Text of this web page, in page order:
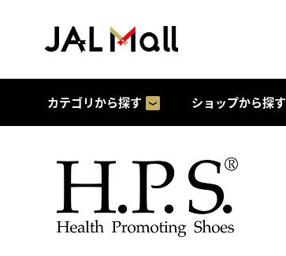
カテゴリから探す ショップから探す